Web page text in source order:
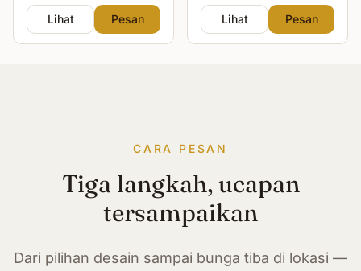
Lihat
Pesan Lihat Pesan
CARA PESAN
Tiga langkah, ucapan
tersampaikan
Dari pilihan desain sampai bunga tiba di lokasi —